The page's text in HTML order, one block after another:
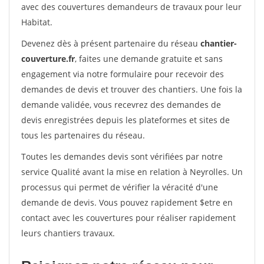
avec des couvertures demandeurs de travaux pour leur
Habitat.
Devenez dès à présent partenaire du réseau chantier-
couverture.fr, faites une demande gratuite et sans
engagement via notre formulaire pour recevoir des
demandes de devis et trouver des chantiers. Une fois la
demande validée, vous recevrez des demandes de
devis enregistrées depuis les plateformes et sites de
tous les partenaires du réseau.
Toutes les demandes devis sont vérifiées par notre
service Qualité avant la mise en relation à Neyrolles. Un
processus qui permet de vérifier la véracité d'une
demande de devis. Vous pouvez rapidement $etre en
contact avec les couvertures pour réaliser rapidement
leurs chantiers travaux.